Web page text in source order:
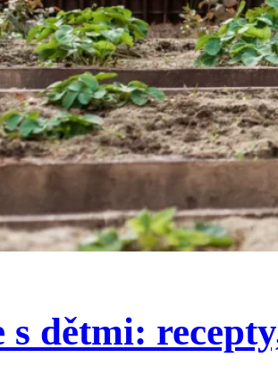
s dětmi: